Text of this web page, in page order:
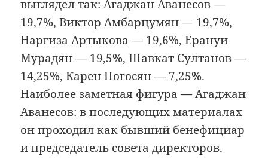
выглядел так: Агаджан Аванесов —
19,7%, Виктор Амбарцумян — 19,7%,
Наргиза Артыкова — 19,6%, Ерануи
Мурадян — 19,5%, Шавкат Султанов —
14,25%, Карен Погосян — 7,25%.
Наиболее заметная фигура — Агаджан
Аванесов: в последующих материалах
он проходил как бывший бенефициар
и председатель совета директоров.